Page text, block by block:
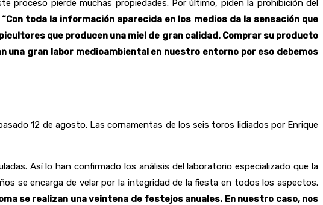
proceso pierde muchas propiedades. Por último, piden la prohibición del
toda la información aparecida en los medios da la sensación que
que producen una miel de gran calidad. Comprar su producto
una gran labor medioambiental en nuestro entorno por eso debemos
12 de agosto. Las cornamentas de los seis toros lidiados por Enrique
Así lo han confirmado los análisis del laboratorio especializado que la
se encarga de velar por la integridad de la fiesta en todos los aspectos.
se realizan una veintena de festejos anuales. En nuestro caso, nos